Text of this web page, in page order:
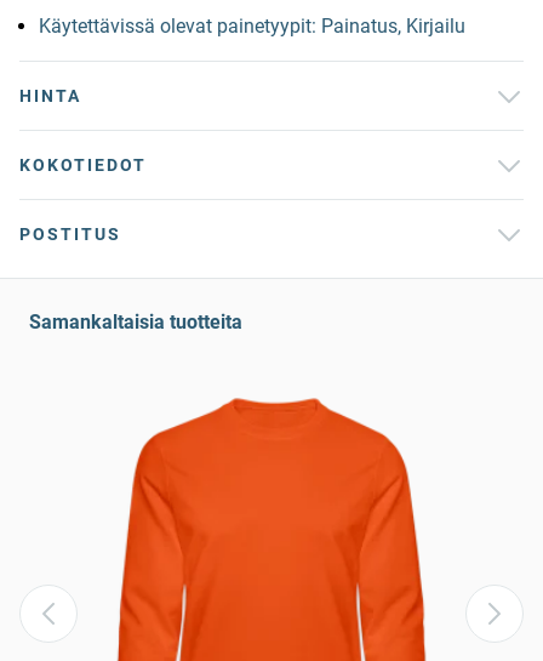
Käytettävissä olevat painetyypit: Painatus, Kirjailu
HINTA
KOKOTIEDOT
POSTITUS
Samankaltaisia tuotteita